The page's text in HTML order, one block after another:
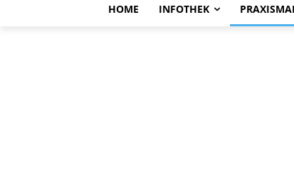
HOME INFOTHEK